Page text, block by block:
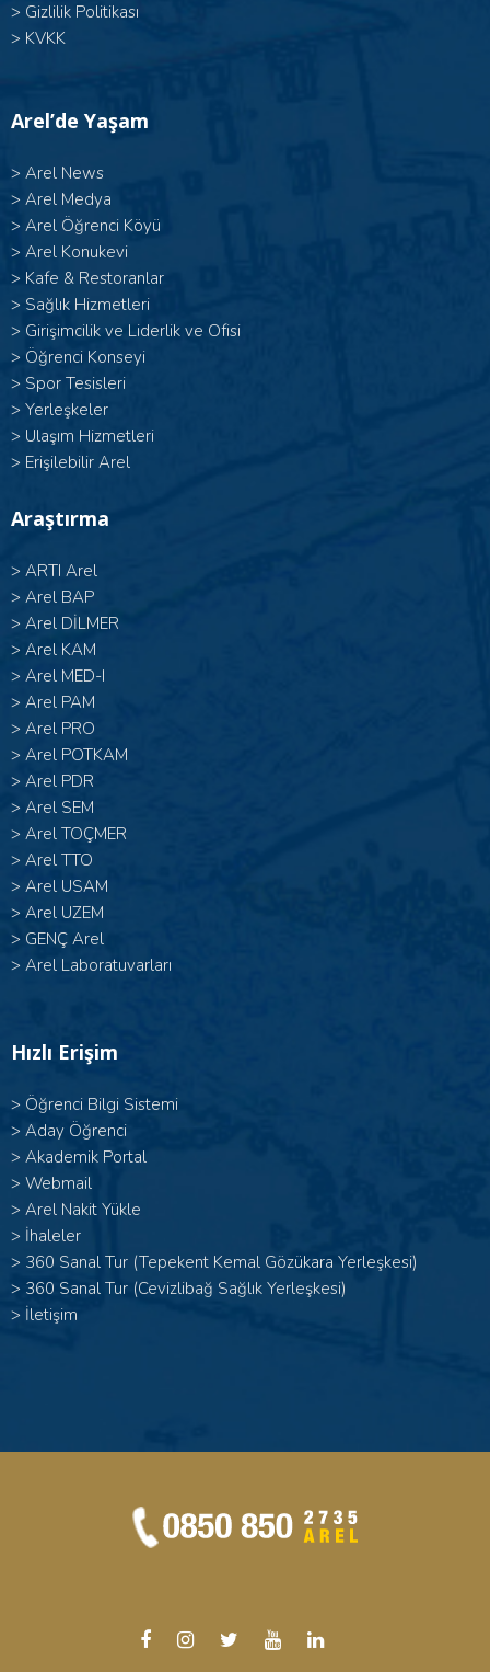
> Gizlilik Politikası
> KVKK
Arel’de Yaşam
> Arel News
> Arel Medya
> Arel Öğrenci Köyü
> Arel Konukevi
> Kafe & Restoranlar
> Sağlık Hizmetleri
> Girişimcilik ve Liderlik ve Ofisi
> Öğrenci Konseyi
> Spor Tesisleri
> Yerleşkeler
> Ulaşım Hizmetleri
> Erişilebilir Arel
Araştırma
> ARTI Arel
> Arel BAP
> Arel DİLMER
> Arel KAM
> Arel MED-I
> Arel PAM
> Arel PRO
> Arel POTKAM
> Arel PDR
> Arel SEM
> Arel TOÇMER
> Arel TTO
> Arel USAM
> Arel UZEM
> GENÇ Arel
> Arel Laboratuvarları
Hızlı Erişim
> Öğrenci Bilgi Sistemi
> Aday Öğrenci
> Akademik Portal
> Webmail
> Arel Nakit Yükle
> İhaleler
> 360 Sanal Tur (Tepekent Kemal Gözükara Yerleşkesi)
> 360 Sanal Tur (Cevizlibağ Sağlık Yerleşkesi)
> İletişim